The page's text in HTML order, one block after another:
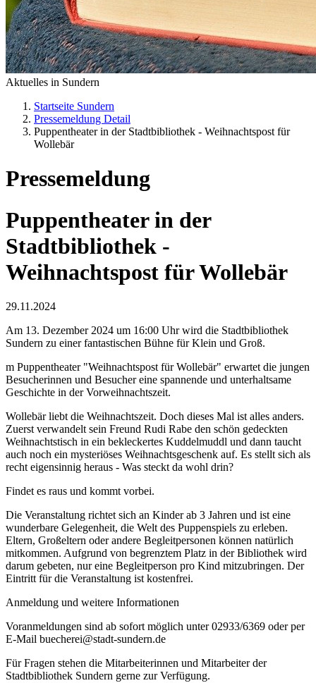
Aktuelles in Sundern
Startseite Sundern
Pressemeldung Detail
Puppentheater in der Stadtbibliothek - Weihnachtspost für
Wollebär
Pressemeldung
Puppentheater in der
Stadtbibliothek -
Weihnachtspost für Wollebär
29.11.2024
Am 13. Dezember 2024 um 16:00 Uhr wird die Stadtbibliothek
Sundern zu einer fantastischen Bühne für Klein und Groß.
m Puppentheater "Weihnachtspost für Wollebär" erwartet die jungen
Besucherinnen und Besucher eine spannende und unterhaltsame
Geschichte in der Vorweihnachtszeit.
Wollebär liebt die Weihnachtszeit. Doch dieses Mal ist alles anders.
Zuerst verwandelt sein Freund Rudi Rabe den schön gedeckten
Weihnachtstisch in ein bekleckertes Kuddelmuddl und dann taucht
auch noch ein mysteriöses Weihnachtsgeschenk auf. Es stellt sich als
recht eigensinnig heraus - Was steckt da wohl drin?
Findet es raus und kommt vorbei.
Die Veranstaltung richtet sich an Kinder ab 3 Jahren und ist eine
wunderbare Gelegenheit, die Welt des Puppenspiels zu erleben.
Eltern, Großeltern oder andere Begleitpersonen können natürlich
mitkommen. Aufgrund von begrenztem Platz in der Bibliothek wird
darum gebeten, nur eine Begleitperson pro Kind mitzubringen. Der
Eintritt für die Veranstaltung ist kostenfrei.
Anmeldung und weitere Informationen
Voranmeldungen sind ab sofort möglich unter 02933/6369 oder per
E-Mail buecherei@stadt-sundern.de
Für Fragen stehen die Mitarbeiterinnen und Mitarbeiter der
Stadtbibliothek Sundern gerne zur Verfügung.